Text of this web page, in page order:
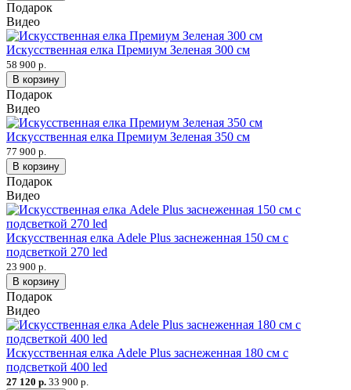
Подарок
Видео
Искусственная елка Премиум Зеленая 300 см
58 900 р.
В корзину
Подарок
Видео
Искусственная елка Премиум Зеленая 350 см
77 900 р.
В корзину
Подарок
Видео
Искусственная елка Adele Plus заснеженная 150 см с
подсветкой 270 led
23 900 р.
В корзину
Подарок
Видео
Искусственная елка Adele Plus заснеженная 180 см с
подсветкой 400 led
27 120 р. 33 900 р.